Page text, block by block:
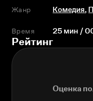
Жанр Комедия,
Время 25 мин /
Рейтинг
Оценка